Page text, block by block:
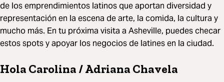
de los emprendimientos latinos que aportan diversidad y
representación en la escena de arte, la comida, la cultura y
mucho más. En tu próxima visita a Asheville, puedes checar
estos spots y apoyar los negocios de latines en la ciudad.
Hola Carolina / Adriana Chavela